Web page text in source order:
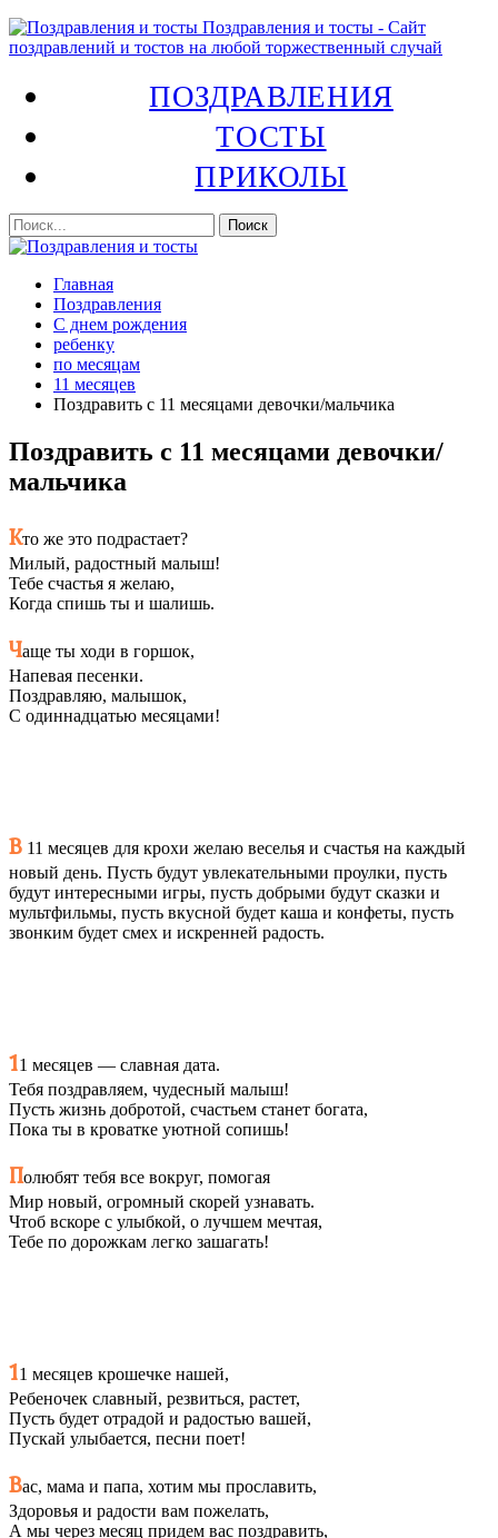
Поздравления и тосты - Сайт
поздравлений и тостов на любой торжественный случай
ПОЗДРАВЛЕНИЯ
ТОСТЫ
ПРИКОЛЫ
Главная
Поздравления
С днем рождения
ребенку
по месяцам
11 месяцев
Поздравить с 11 месяцами девочки/мальчика
Поздравить с 11 месяцами девочки/
мальчика
Кто же это подрастает?
Милый, радостный малыш!
Тебе счастья я желаю,
Когда спишь ты и шалишь.
Чаще ты ходи в горшок,
Напевая песенки.
Поздравляю, малышок,
С одиннадцатью месяцами!
В 11 месяцев для крохи желаю веселья и счастья на каждый
новый день. Пусть будут увлекательными проулки, пусть
будут интересными игры, пусть добрыми будут сказки и
мультфильмы, пусть вкусной будет каша и конфеты, пусть
звонким будет смех и искренней радость.
11 месяцев — славная дата.
Тебя поздравляем, чудесный малыш!
Пусть жизнь добротой, счастьем станет богата,
Пока ты в кроватке уютной сопишь!
Полюбят тебя все вокруг, помогая
Мир новый, огромный скорей узнавать.
Чтоб вскоре с улыбкой, о лучшем мечтая,
Тебе по дорожкам легко зашагать!
11 месяцев крошечке нашей,
Ребеночек славный, резвиться, растет,
Пусть будет отрадой и радостью вашей,
Пускай улыбается, песни поет!
Вас, мама и папа, хотим мы прославить,
Здоровья и радости вам пожелать,
А мы через месяц придем вас поздравить,